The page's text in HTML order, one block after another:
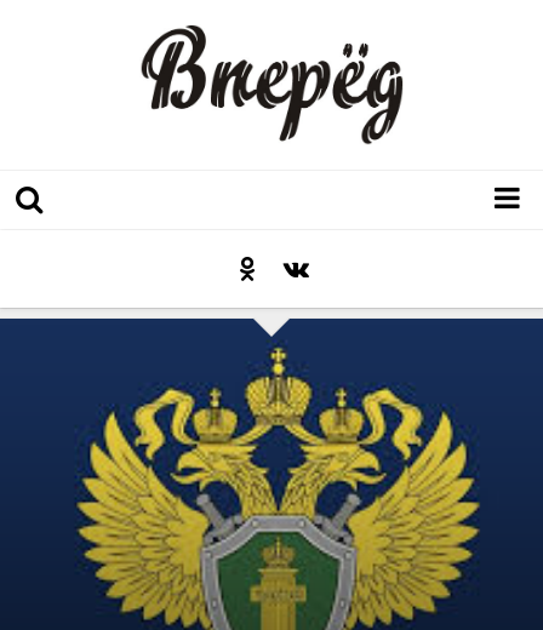
Неожиданный ракурс
Контакты
Люди родного края
Акция
К 70-летию районного Дома культуры